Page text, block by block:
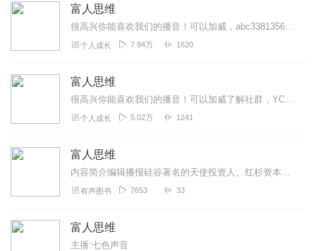
富人思维
很高兴你能喜欢我们的播音！可以加威，abc3381356，了解更多好的内容。本专辑可以帮助你打开你财商学习的大门，帮你看到一个全新的世界，是富人的世界。穷人和富...
个人成长 7.94万 1620
富人思维
很高兴你能喜欢我们的播音！可以加威了解社群，YCXNZB16，了解更多好的内容。本专辑可以帮助你打开你财商学习的大门，帮你看到一个全新的世界，是富人的世界。穷人...
个人成长 5.02万 1241
富人思维
内容简介编辑播报硅谷著名的天使投资人、红杉资本首位投资猎手贾森·卡拉卡尼斯，通过一系列独特的决策和投资，在天使投资领域获得了巨大成功，短短十几年的时间，就让自...
有声图书 7653 33
富人思维
主播:七色声音